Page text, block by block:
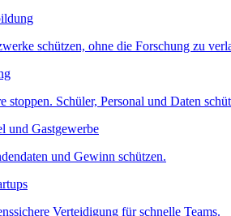
schützen, ohne die Forschung zu
stoppen. Schüler, Personal und Daten
und Gastgewerbe
und Gewinn schützen.
Verteidigung für schnelle Teams.